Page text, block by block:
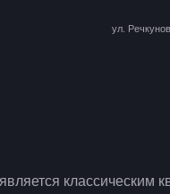
ул.
классическим